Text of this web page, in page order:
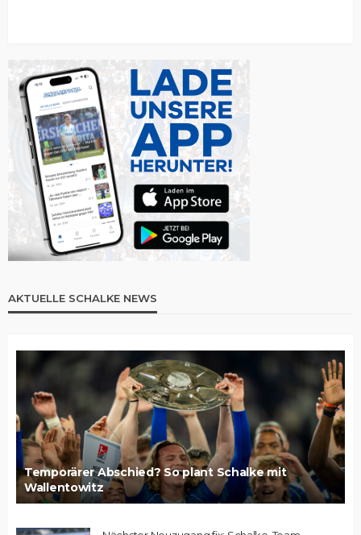
AKTUELLE SCHALKE NEWS
Temporärer Abschied? So plant Schalke mit
Wallentowitz